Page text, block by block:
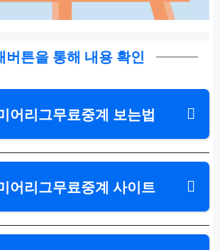
버튼을 통해 내용 확인
어리그무료중계 보는법
어리그무료중계 사이트